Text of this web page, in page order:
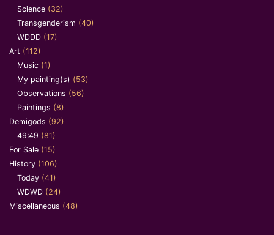
Science (32)
Transgenderism (40)
WDDD (17)
Art (112)
Music (1)
My painting(s) (53)
Observations (56)
Paintings (8)
Demigods (92)
49:49 (81)
For Sale (15)
History (106)
Today (41)
WDWD (24)
Miscellaneous (48)